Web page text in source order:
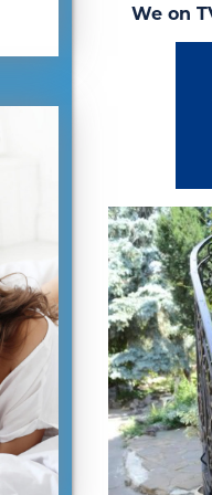
We on